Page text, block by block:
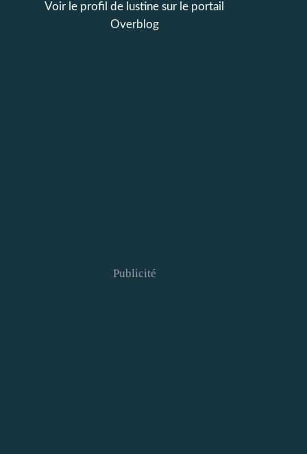
Voir le profil de lustine sur le portail
Overblog
Publicité